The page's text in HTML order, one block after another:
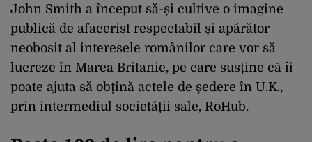
John Smith a început să-și cultive o imagine
publică de afacerist respectabil și apărător
neobosit al interesele românilor care vor să
lucreze în Marea Britanie, pe care susține că îi
poate ajuta să obțină actele de ședere în U.K.,
prin intermediul societății sale, RoHub.